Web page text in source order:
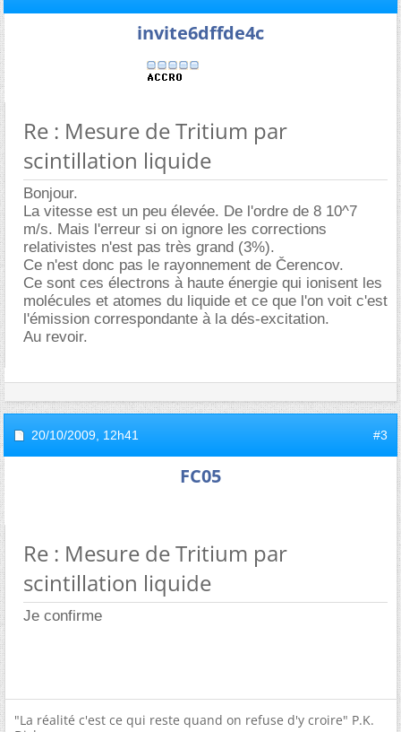
invite6dffde4c
Re : Mesure de Tritium par
scintillation liquide
Bonjour.
La vitesse est un peu élevée. De l'ordre de 8 10^7
m/s. Mais l'erreur si on ignore les corrections
relativistes n'est pas très grand (3%).
Ce n'est donc pas le rayonnement de Čerencov.
Ce sont ces électrons à haute énergie qui ionisent les
molécules et atomes du liquide et ce que l'on voit c'est
l'émission correspondante à la dés-excitation.
Au revoir.
20/10/2009, 12h41 #3
FC05
Re : Mesure de Tritium par
scintillation liquide
Je confirme
"La réalité c'est ce qui reste quand on refuse d'y croire" P.K.